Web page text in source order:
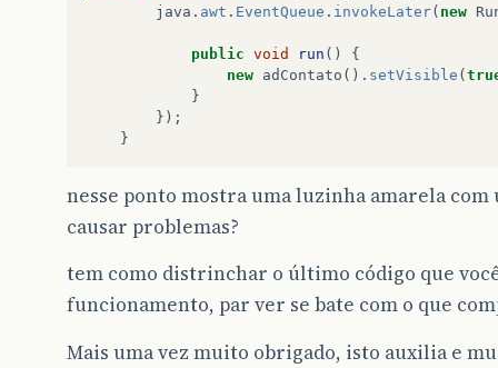
java . awt . EventQueue . invokeLater( new
public void run ()
{
new adContato (). setVisible (
}
});
}
nesse ponto mostra uma luzinha amarela
causar problemas?
tem como distrinchar o último código que
funcionamento, par ver se bate com o que
Mais uma vez muito obrigado, isto auxilia e